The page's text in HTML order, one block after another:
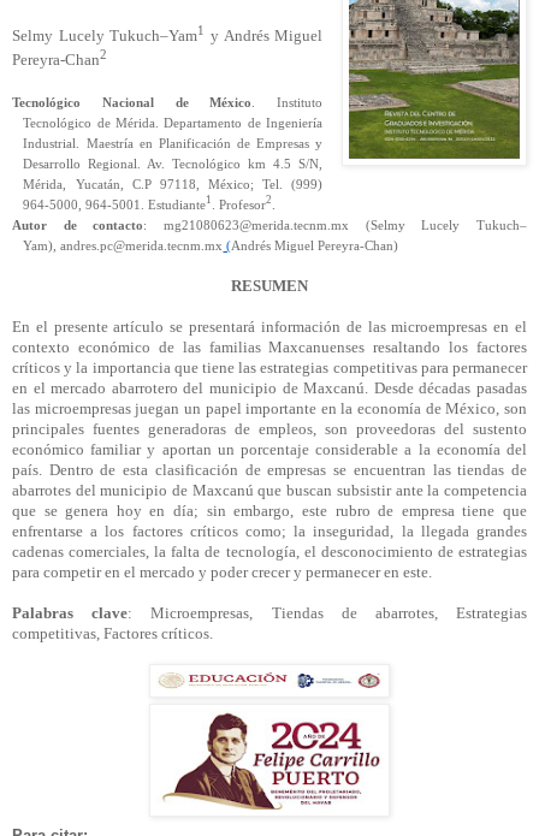
Selmy LucelyTukuch–Yam1 y Andrés Miguel
Pereyra-Chan2
Tecnológico Nacional de México
. Instituto
Tecnológico de Mérida.
Departamento de Ingeniería
Industrial. Maestría en Planificación de Empresas y
Desarrollo Regional. Av. Tecnológico km 4.5 S/N,
Mérida, Yucatán, C.P 97118, México; Tel. (999)
964-5000, 964-5001. Estudiante1 . Profesor2
Autor de contacto:mg21080623@merida.tecnm.mx (SelmyLucelyTukuch–
Yam),andres.pc@merida.tecnm.mx (Andrés Miguel Pereyra-Chan)
RESUMEN
En el presente artículo se presentará información de las microempresas en el
contexto económico de las familiasMaxcanuenses resaltando los factores
críticos y la importancia que tiene las estrategias competitivas para permanecer
en el mercado abarrotero del municipio de Maxcanú. Desde décadas pasadas
las microempresas juegan un papel importante en la economía de México, son
principales fuentes generadoras de empleos, son proveedoras del sustento
económico familiar y aportan un porcentaje considerable a la economía del
país. Dentro de esta clasificación de empresas se encuentran las tiendas de
abarrotes del municipio de Maxcanú que buscan subsistir ante la competencia
que se genera hoy en día; sin embargo, este rubro de empresa tiene que
enfrentarse a los factores críticos como; la inseguridad, la llegada grandes
cadenas comerciales, la falta de tecnología, el desconocimiento de estrategias
para competir en el mercado y poder crecer y permanecer en este.
Palabras clave: Microempresas, Tiendas de abarrotes, Estrategias
competitivas, Factores críticos.